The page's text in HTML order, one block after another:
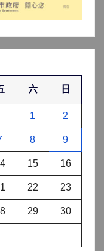
六 日
1 2
8 9
15 16
22 23
29 30